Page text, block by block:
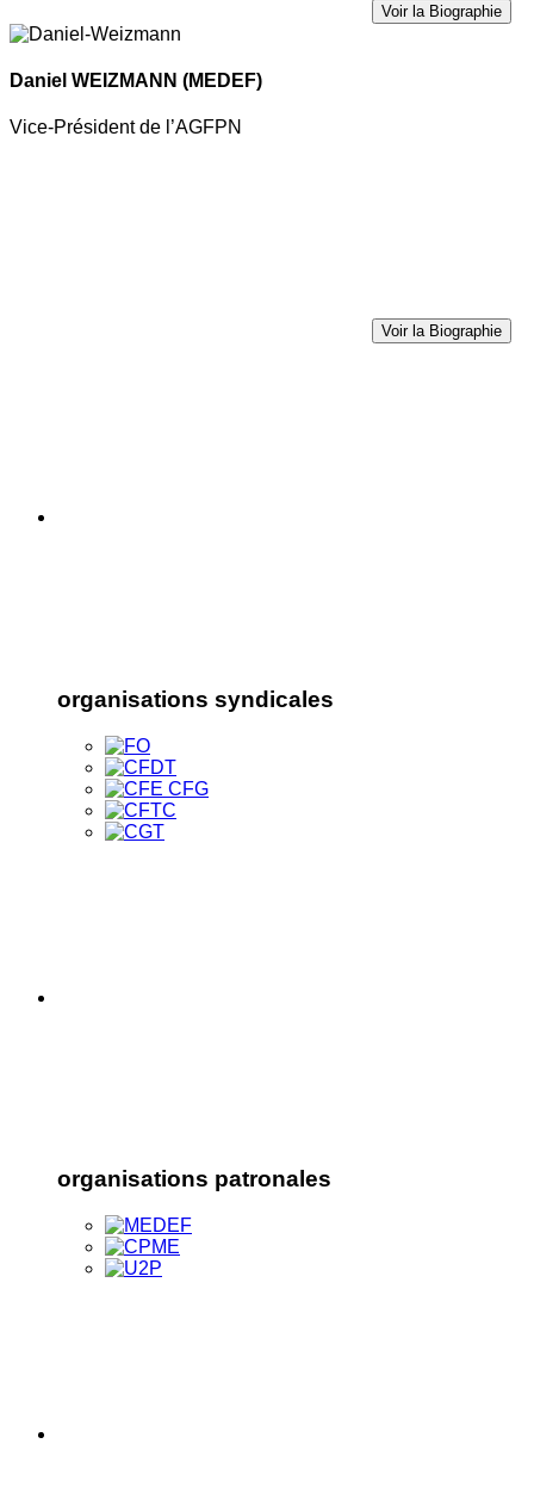
Voir la Biographie
Daniel WEIZMANN (MEDEF)
Vice-Président de l’AGFPN
Voir la Biographie
organisations syndicales
organisations patronales